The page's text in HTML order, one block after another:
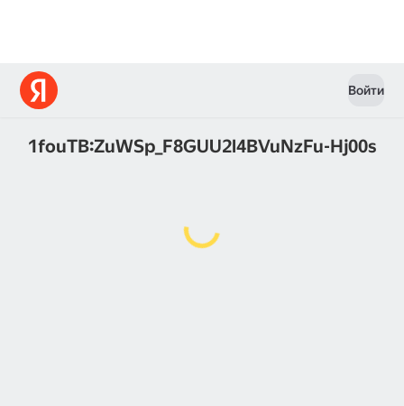
Войти
1fouTB:ZuWSp_F8GUU2l4BVuNzFu-Hj00s